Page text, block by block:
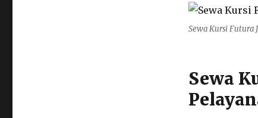
Sewa Kursi Futura
Sewa